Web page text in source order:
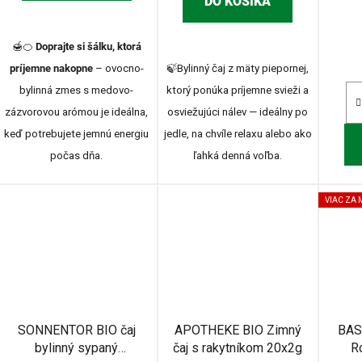
🍯🍊 Doprajte si šálku, ktorá
príjemne nakopne– ovocno-
bylinná zmes s medovo-
zázvorovou arómou je ideálna,
keď potrebujete jemnú energiu
počas dňa.
🍃Bylinný čaj z mäty piepornej,
ktorý ponúka príjemne svieži a
osviežujúci nálev — ideálny po
jedle, na chvíle relaxu alebo ako
ľahká denná voľba.
SONNENTOR BIO čaj
bylinný sypaný
APOTHEKE BIO Zimný
čaj s rakytníkom 20x2g
VIAC ZA